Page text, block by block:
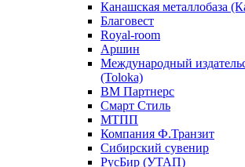
Канашская металлобаза
Благовест
Royal-room
Аршин
Международный
(Toloka)
ВМ Партнерс
Смарт Стиль
МТПП
Компания Ф.Транзит
Сибирский сувенир
РусБир (УТАП)